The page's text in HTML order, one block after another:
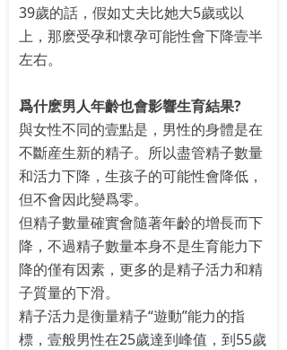
39歲的話，假如丈夫比她大5歲或以
上，那麽受孕和懷孕可能性會下降壹半
左右。
爲什麽男人年齡也會影響生育結果?
與女性不同的壹點是，男性的身體是在
不斷産生新的精子。所以盡管精子數量
和活力下降，生孩子的可能性會降低，
但不會因此變爲零。
但精子數量確實會隨著年齡的增長而下
降，不過精子數量本身不是生育能力下
降的僅有因素，更多的是精子活力和精
子質量的下滑。
精子活力是衡量精子“遊動”能力的指
標，壹般男性在25歲達到峰值，到55歲